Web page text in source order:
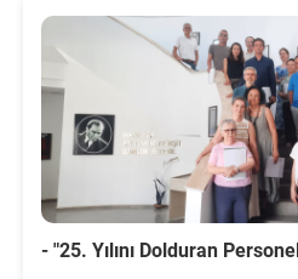
- "25. Yılını Dolduran